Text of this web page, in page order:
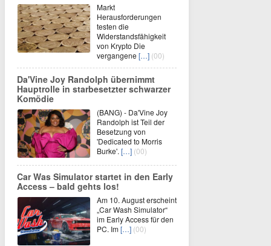
Markt
Herausforderungen
testen die
Widerstandsfähigkeit
von Krypto Die
vergangene […] (00)
Da'Vine Joy Randolph übernimmt
Hauptrolle in starbesetzter schwarzer
Komödie
(BANG) - Da'Vine Joy
Randolph ist Teil der
Besetzung von
'Dedicated to Morris
Burke'. […] (00)
Car Was Simulator startet in den Early
Access – bald gehts los!
Am 10. August erscheint
„Car Wash Simulator“
im Early Access für den
PC. Im[…] (00)